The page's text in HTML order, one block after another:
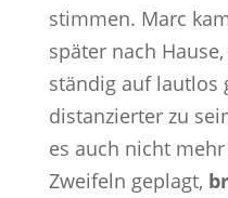
stimmen. Marc
später nach
ständig auf lautlos
distanzierter zu
es auch nicht
Zweifeln geplagt,